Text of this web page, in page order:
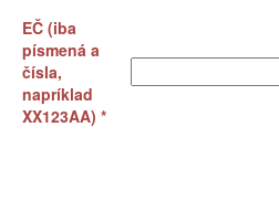
EČ (iba
písmená a
čísla,
napríklad
XX123AA) *